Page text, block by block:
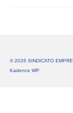
© 2026 SINDICATO
Kadence WP